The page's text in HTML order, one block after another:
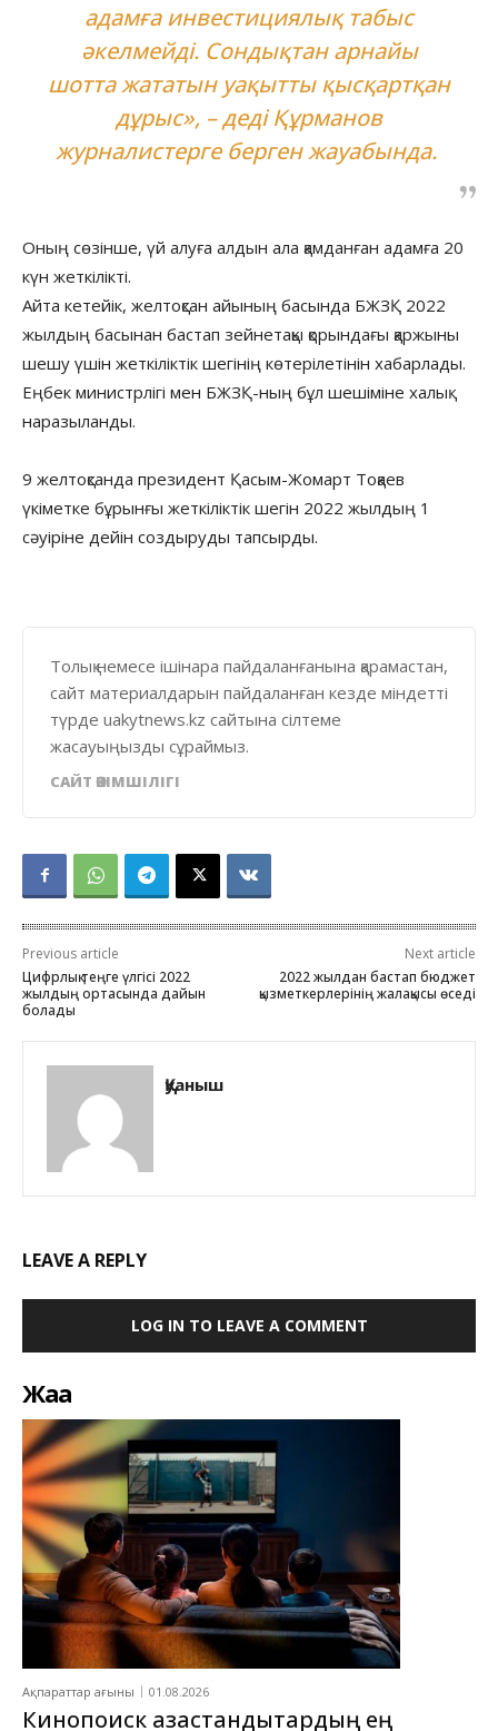
адамға инвестициялық табыс
әкелмейді. Сондықтан арнайы
шотта жататын уақытты қысқартқан
дұрыс», – деді Құрманов
журналистерге берген жауабында.
Оның сөзінше, үй алуға алдын ала қамданған адамға 20
күн жеткілікті.
Айта кетейік, желтоқсан айының басында БЖЗҚ 2022
жылдың басынан бастап зейнетақы қорындағы қаржыны
шешу үшін жеткіліктік шегінің көтерілетінін хабарлады.
Еңбек министрлігі мен БЖЗҚ-ның бұл шешіміне халық
наразыланды.
9 желтоқсанда президент Қасым-Жомарт Тоқаев
үкіметке бұрынғы жеткіліктік шегін 2022 жылдың 1
сәуіріне дейін создыруды тапсырды.
Толық немесе ішінара пайдаланғанына қарамастан,
сайт материалдарын пайдаланған кезде міндетті
түрде uakytnews.kz сайтына сілтеме
жасауыңызды сұраймыз.
САЙТ ӘКІМШІЛІГІ
Previous article
Цифрлық теңге үлгісі 2022
жылдың ортасында дайын
болады
Next article
2022 жылдан бастап бюджет
қызметкерлерінің жалақысы өседі
Қуаныш
LEAVE A REPLY
LOG IN TO LEAVE A COMMENT
Жаңа
Ақпараттар ағыны 01.08.2026
Кинопоиск қазақстандықтардың ең